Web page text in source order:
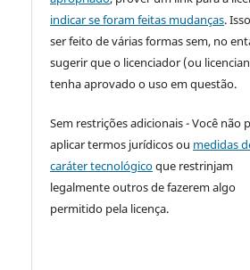
indicar se foram feitas mudanças.
ser feito de várias formas sem, no
sugerir que o licenciador (ou
tenha aprovado o uso em questão.
Sem restrições adicionais - Você não
aplicar termos jurídicos ou medidas
caráter tecnológicoque restrinjam
legalmente outros de fazerem algo
permitido pela licença.